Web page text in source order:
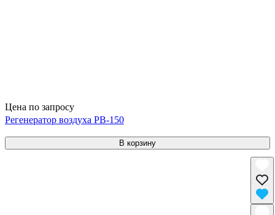
Цена по запросу
Регенератор воздуха РВ-150
В корзину